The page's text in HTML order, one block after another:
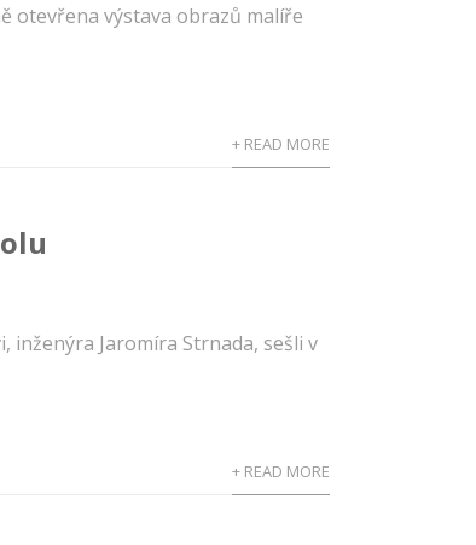
otevřena výstava obrazů malíře
+ READ MORE
inženýra Jaromíra Strnada, sešli v
+ READ MORE